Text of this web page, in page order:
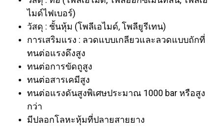
ไมด์ไฟเบอร์)
วัสดุ : ชั้นหุ้ม (โพลีเอไมด์, โพลียูรีเทน)
การเสริมแรง : ลวดแบบเกลียวและลวดแบบถักที่
ทนต่อแรงดึงสูง
ทนต่อการขัดถูสูง
ทนต่อสารเคมีสูง
ทนต่อแรงดันสูงพิเศษประมาณ 1000 bar หรือสูง
กว่า
มีปลอกโลหะหุ้มที่ปลายสายยาง